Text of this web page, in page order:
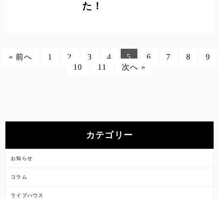
た！
« 前へ 1 2 3 4 5 6 7 8
9
10
11 次へ »
カテゴリー
お知らせ
コラム
ライブハウス